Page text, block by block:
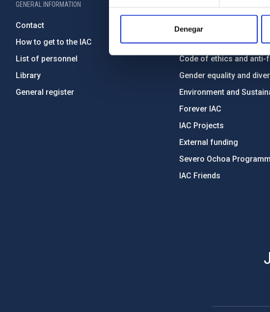
Denegar
GENERAL INFORMATION
Contact
How to get to the IAC
List of personnel
Library
General register
Legislation
Transparency
Code of ethics and anti-
Gender equality and
Environment and
Forever IAC
IAC Projects
External funding
Severo Ochoa
IAC Friends